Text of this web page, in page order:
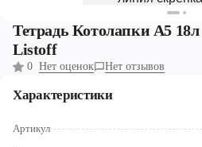
Коряжма
Котлас
Новодвинск
Рыбинск
Тетрадь Котолапки А5
Listoff
0 Нет оценок Нет отзывов
Характеристики
Артикул